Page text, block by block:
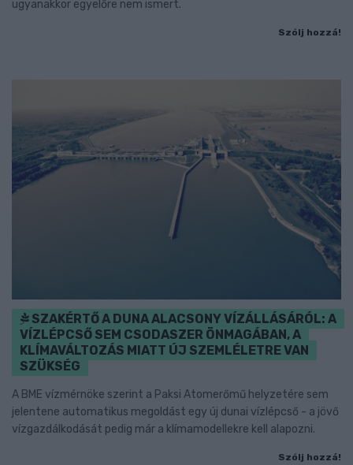
ugyanakkor egyelőre nem ismert.
Szólj hozzá!
SZAKÉRTŐ A DUNA ALACSONY VÍZÁLLÁSÁRÓL: A
VÍZLÉPCSŐ SEM CSODASZER ÖNMAGÁBAN, A
KLÍMAVÁLTOZÁS MIATT ÚJ SZEMLÉLETRE VAN
SZÜKSÉG
A BME vízmérnöke szerint a Paksi Atomerőmű helyzetére sem
jelentene automatikus megoldást egy új dunai vízlépcső - a jövő
vízgazdálkodását pedig már a klímamodellekre kell alapozni.
Szólj hozzá!